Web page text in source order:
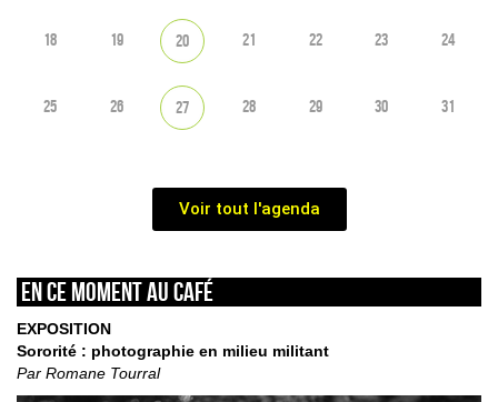
18 19 20 21 22 23 24
25 26 27 28 29 30 31
Voir tout l'agenda
En ce moment au café
EXPOSITION
Sororité : photographie en milieu militant
Par Romane Tourral